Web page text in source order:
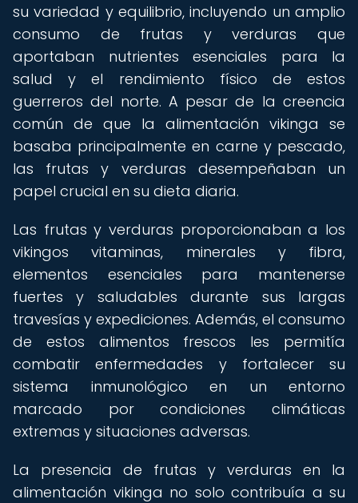
su variedad y equilibrio, incluyendo un amplio
consumo de frutas y verduras que
aportaban nutrientes esenciales para la
salud y el rendimiento físico de estos
guerreros del norte. A pesar de la creencia
común de que la alimentación vikinga se
basaba principalmente en carne y pescado,
las frutas y verduras desempeñaban un
papel crucial en su dieta diaria.
Las frutas y verduras proporcionaban a los
vikingos vitaminas, minerales y fibra,
elementos esenciales para mantenerse
fuertes y saludables durante sus largas
travesías y expediciones. Además, el consumo
de estos alimentos frescos les permitía
combatir enfermedades y fortalecer su
sistema inmunológico en un entorno
marcado por condiciones climáticas
extremas y situaciones adversas.
La presencia de frutas y verduras en la
alimentación vikinga no solo contribuía a su